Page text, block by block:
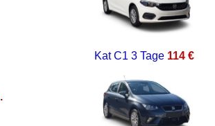
Kat C1 3 Tage 114 €